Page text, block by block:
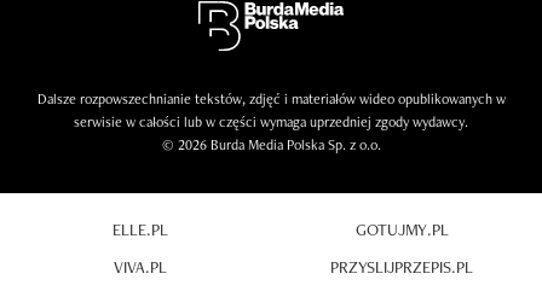
Dalsze rozpowszechnianie tekstów, zdjęć i materiałów wideo opublikowanych w
serwisie w całości lub w części wymaga uprzedniej zgody wydawcy.
© 2026 Burda Media Polska Sp. z o.o.
ELLE.PL
VIVA.PL
GOTUJMY.PL
PRZYSLIJPRZEPIS.PL